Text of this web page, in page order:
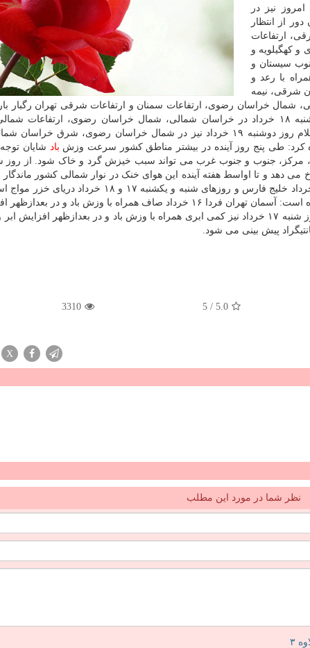
نیز در
از انتظار
شرقی، ارتفاعات
و کهگیلویه و
سیستان و
با رعد و
در آذربایجان شرقی، نیمه
شمال خراسان رضوی، ارتفاعات سمنان و ارتفاعات شرقی تهران رگبار
رعد و برق دور از انتظار نیست. این وضعیت روز یکشنبه ۱۸ خرداد در خراسان شمالی، شمال خراسان رضوی،
ارتفاعات شرق تهران پیش بینی می شود. بنا به این اعلام روز دوشنبه ۱۹ خرداد نیز در شمال خراسان رضوی،
کرد: طی پنج روز آینده در بیشتر مناطق کشور سرعت وزش باد شایان
جنوب و جنوب غرب می تواند سبب خیزش گرد و خاک شود. از روز
دهد و تا اواسط هفته آینده این هوای خنک در نوار شمالی کشور
طور از بعدازظهر امروز ۱۵ خرداد تا روز سه شنبه ۲۰ خرداد خلیج فارس و روزهای شنبه و
گزارش درباره وضعیت جوی تهران طی دو روز آینده آمده است: آسمان تهران فردا ۱۶ خرداد صاف همراه با وزش باد و
حداقل دمای ۲۴ و حداکثر دمای ۳۸ درجه سانتیگراد و روز شنبه ۱۷ خرداد نیز کمی ابری همراه با وزش باد و در بعدازظهر
5.0
/
5
3310
X
نظر شما در مورد این مطلب